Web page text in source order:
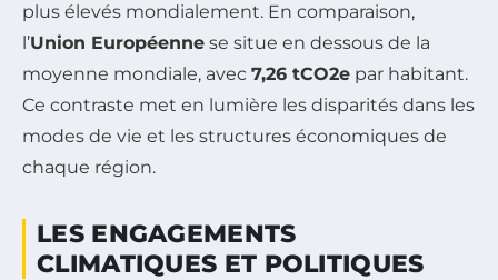
plus élevés mondialement. En comparaison,
l’Union Européenne se situe en dessous de la
moyenne mondiale, avec 7,26 tCO2e par habitant.
Ce contraste met en lumière les disparités dans les
modes de vie et les structures économiques de
chaque région.
LES ENGAGEMENTS
CLIMATIQUES ET POLITIQUES